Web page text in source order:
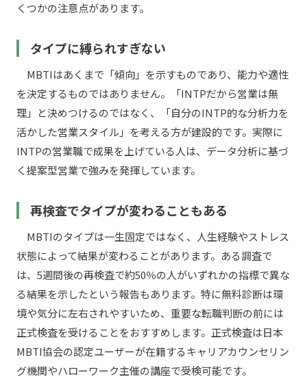
くつかの注意点があります。
タイプに縛られすぎない
MBTIはあくまで「傾向」を示すものであり、能力や適性
を決定するものではありません。「INTPだから営業は無
理」と決めつけるのではなく、「自分のINTP的な分析力を
活かした営業スタイル」を考える方が建設的です。実際に
INTPの営業職で成果を上げている人は、データ分析に基づ
く提案型営業で強みを発揮しています。
再検査でタイプが変わることもある
MBTIのタイプは一生固定ではなく、人生経験やストレス
状態によって結果が変わることがあります。ある調査で
は、5週間後の再検査で約50％の人がいずれかの指標で異な
る結果を示したという報告もあります。特に無料診断は環
境や気分に左右されやすいため、重要な転職判断の前には
正式検査を受けることをおすすめします。正式検査は日本
MBTI協会の認定ユーザーが在籍するキャリアカウンセリン
グ機関やハローワーク主催の講座で受検可能です。